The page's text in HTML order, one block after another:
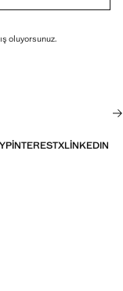
oluyorsunuz.
PINTERESTXLINKEDIN